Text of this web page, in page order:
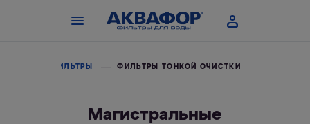
ФИЛЬТРЫ ФИЛЬТРЫ ТОНКОЙ ОЧИСТКИ
Магистральные